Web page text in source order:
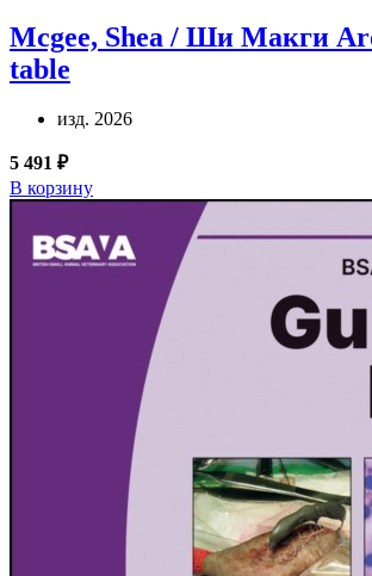
Mcgee, Shea / Ши Макги
table
изд. 2026
5 491 ₽
В корзину